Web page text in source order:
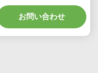
リーンと車両ホイール ア
ライメント パフォーマン
スのリアルタイム トラッ
お問い合わせ